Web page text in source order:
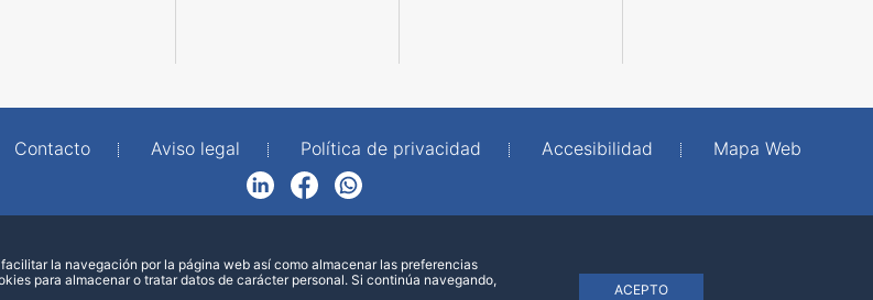
Contacto Aviso legal Política de privacidad Accesibilidad
Mapa Web
FacebookWhatsApp
la navegación por la página web así como almacenar las preferencias
para almacenar o tratar datos de carácter personal. Si continúa navegando,
ACEPTO